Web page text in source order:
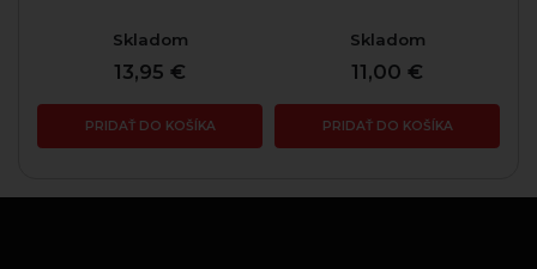
Skladom
13,95 €
PRIDAŤ DO KOŠÍKA
Skladom
11,00 €
PRIDAŤ DO KOŠÍKA